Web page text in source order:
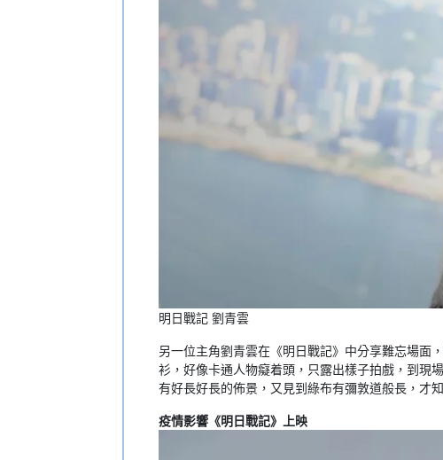
明日戰記 劉青雲
另一位主角劉青雲在《明日戰記》中分享難忘場面
衫，好像卡通人物癡着頭，只露出樣子拍戲，到現
有好長好長的佈景，又見到綠布有彌敦道般長，才
疫情影響《明日戰記》上映